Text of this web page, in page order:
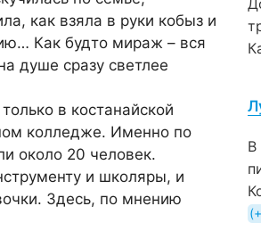
как взяла в руки кобыз и
Как будто мираж – вся
душе сразу светлее
в костанайской
колледже. Именно по
около 20 человек.
и школяры, и
Здесь, по мнению
В